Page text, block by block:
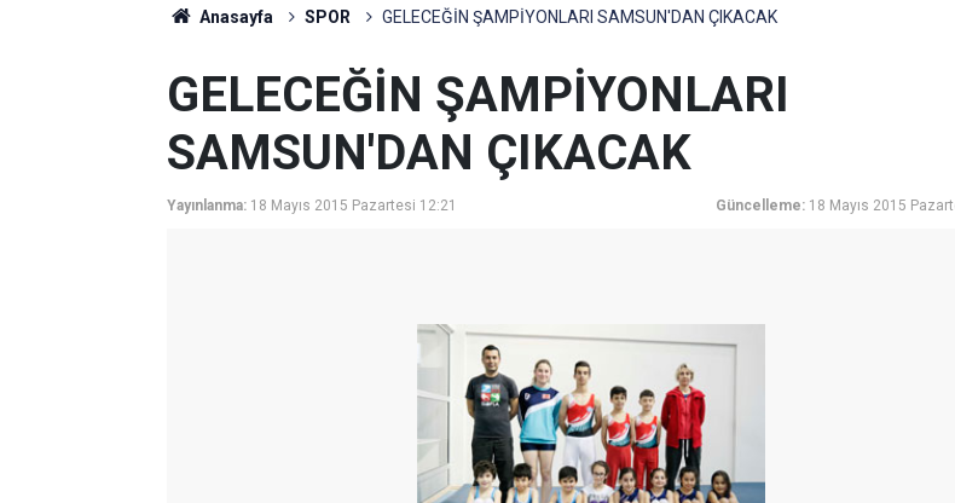
Anasayfa SPOR GELECEĞİN ŞAMPİYONLARI SAMSUN'DAN ÇIKACAK
GELECEĞİN ŞAMPİYONLARI
SAMSUN'DAN ÇIKACAK
Yayınlanma: 18 Mayıs 2015 Pazartesi 12:21 Güncelleme: 18 Mayıs 2015